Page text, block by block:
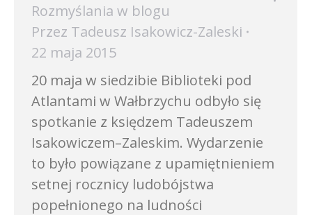
Rozmyślania w blogu
Przez Tadeusz Isakowicz-Zaleski
22 maja 2015
20 maja w siedzibie Biblioteki pod
Atlantami w Wałbrzychu odbyło się
spotkanie z księdzem Tadeuszem
Isakowiczem–Zaleskim. Wydarzenie
to było powiązane z upamiętnieniem
setnej rocznicy ludobójstwa
popełnionego na ludności